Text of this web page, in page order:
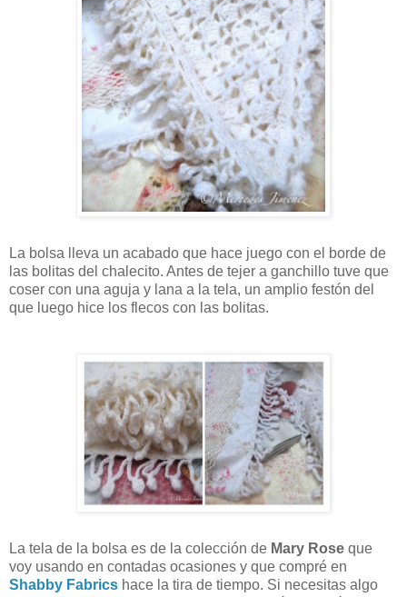
La bolsa lleva un acabado que hace juego con el borde de
las bolitas del chalecito. Antes de tejer a ganchillo tuve que
coser con una aguja y lana a la tela, un amplio festón del
que luego hice los flecos con las bolitas.
La tela de la bolsa es de la colección de Mary Rose que
voy usando en contadas ocasiones y que compré en
Shabby Fabrics hace la tira de tiempo. Si necesitas algo